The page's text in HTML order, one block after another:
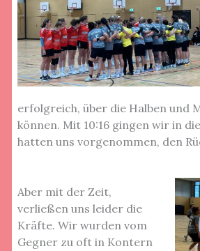
erfolgreich, über die Halben und
können. Mit 10:16 gingen wir in
hatten uns vorgenommen, den
Aber mit der Zeit,
verließen uns leider die
Kräfte. Wir wurden vom
Gegner zu oft in Kontern